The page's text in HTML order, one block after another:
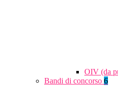
OIV (da
Bandi di concorso 6